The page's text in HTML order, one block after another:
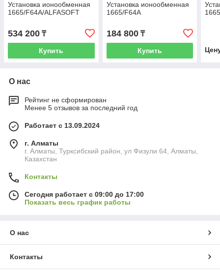
Установка ионообменная
1665/F64A/ALFASOFT
534 200 ₸
Купить
Установка ионообменная
1665/F64A
184 800₸
Купить
О нас
Рейтинг не сформирован
Менее 5 отзывов за последний год
Работает с 13.09.2024
г. Алматы
г. Алматы, Турксибский район, ул Физули 64, Алматы,
Казахстан
Контакты
Сегодня работает с 09:00 до 17:00
Показать весь график работы
О нас
Контакты